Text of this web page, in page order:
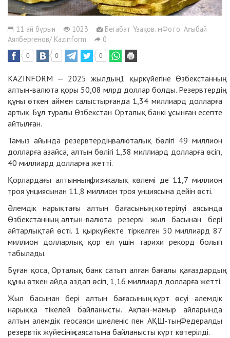
11 ай бұрын 1023
Бегабат Ұзақов. мФото: Ағыбай
Аяпбергенов/ Kazinform
0
0 0 0
KAZINFORM — 2025 жылдың 1 қыркүйегіне Өзбекстанның
алтын-валюта қоры 50,08 млрд доллар болды. Резервтердің
құны өткен аймен салыстырғанда 1,34 миллиард долларға
артық. Бұл туралы Өзбекстан Орталық банкі ұсынған есепте
айтылған.
Тамыз айында резервтердің валюталық бөлігі 49 миллион
долларға азайса, алтын бөлігі 1,38 миллиард долларға өсіп,
40 миллиард долларға жетті.
Қорлардағы алтынның физикалық көлемі де 11,7 миллион
троя унциясынан 11,8 миллион троя унциясына дейін өсті.
Әлемдік нарықтағы алтын бағасының көтерілуі аясында
Өзбекстанның алтын-валюта резерві жыл басынан бері
айтарлықтай өсті. 1 қыркүйекте тіркелген 50 миллиард 87
миллион долларлық қор ел үшін тарихи рекорд болып
табылады.
Бұған қоса, Орталық банк сатып алған бағалы қағаздардың
құны өткен айда аздап өсіп, 1,16 миллиард долларға жетті.
Жыл басынан бері алтын бағасының күрт өсуі әлемдік
нарыққа тікелей байланысты. Ақпан-мамыр айларында
алтын әлемдік геосаяси шиеленіс пен АҚШ-тың Федералды
резервтік жүйесінің саясатына байланысты күрт көтерілді.